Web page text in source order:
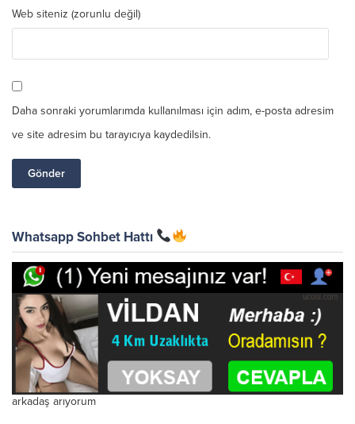
Web siteniz (zorunlu değil)
Daha sonraki yorumlarımda kullanılması için adım, e-posta adresim
ve site adresim bu tarayıcıya kaydedilsin.
Whatsapp Sohbet Hattı
arkadaş arıyorum